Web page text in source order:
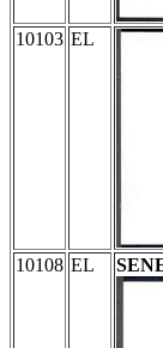
10103 EL
10108 EL